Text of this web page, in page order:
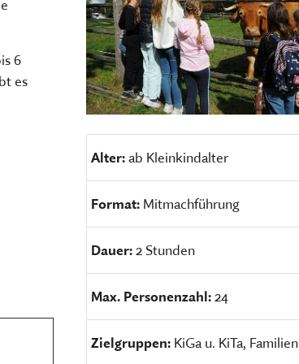
Der interaktive
Museumsplan
HIER KLICKEN
SIE ZUM INTERNERAUFTRITT DES MKFS
bewahren, forschen, ausstellen, bilden und
UNSERE TÄTIGKEITSBEREICHE
6
es
Alter:ab Kleinkindalter
Format: Mitmachführung
Dauer: 2 Stunden
Max. Personenzahl: 24
Zielgruppen: KiGa u. KiTa, Familien